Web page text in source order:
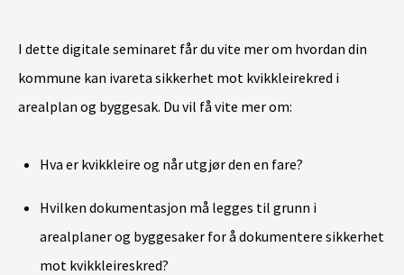
I dette digitale seminaret får du vite mer om hvordan din
kommune kan ivareta sikkerhet mot kvikkleirekred i
arealplan og byggesak. Du vil få vite mer om:
Hva er kvikkleire og når utgjør den en fare?
Hvilken dokumentasjon må legges til grunn i
arealplaner og byggesaker for å dokumentere sikkerhet
mot kvikkleireskred?